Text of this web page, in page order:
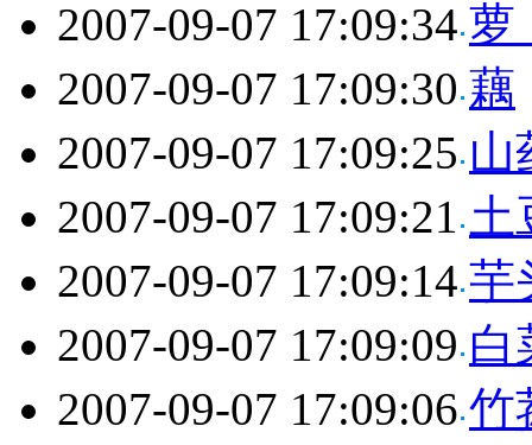
2007-09-07 17:09:34 萝
2007-09-07 17:09:30 藕
2007-09-07 17:09:25 山
2007-09-07 17:09:21 土
2007-09-07 17:09:14 芋
2007-09-07 17:09:09 白
2007-09-07 17:09:06 竹